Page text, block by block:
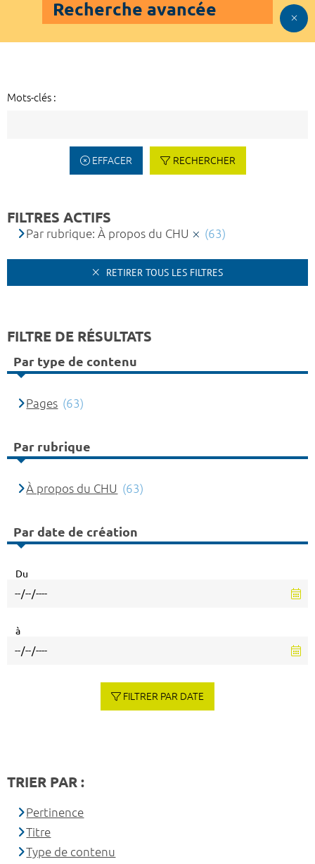
Recherche avancée
Mots-clés :
EFFACER RECHERCHER
FILTRES ACTIFS
Par rubrique: À propos du CHU (63)
RETIRER TOUS LES FILTRES
FILTRE DE RÉSULTATS
Par type de contenu
Pages (63)
Par rubrique
À propos du CHU (63)
Par date de création
Du
à
FILTRER PAR DATE
TRIER PAR :
Pertinence
Titre
Type de contenu